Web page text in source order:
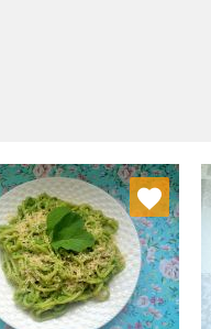
Dodaj do ulubionych
Wybierz listę: